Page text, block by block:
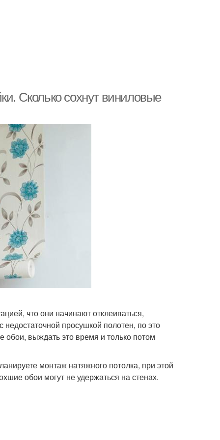
Сколько сохнут виниловые
что они начинают отклеиваться,
недостаточной просушкой полотен, по это
обои, выждать это время и только потом
монтаж натяжного потолка, при этой
обои могут не удержаться на стенах.